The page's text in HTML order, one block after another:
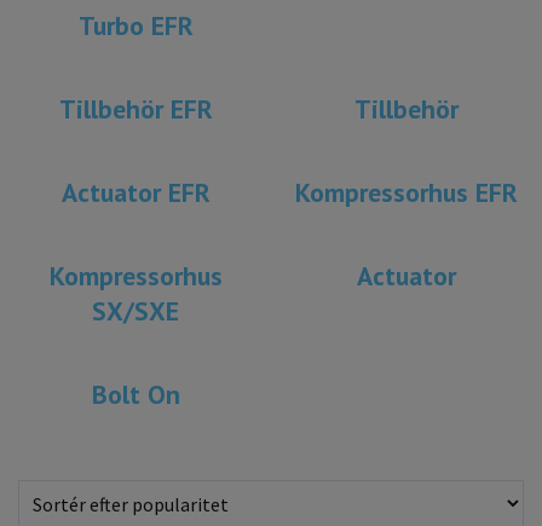
Turbo EFR
Tillbehör EFR Tillbehör
Actuator EFR Kompressorhus EFR
Kompressorhus
SX/SXE
Actuator
Bolt On